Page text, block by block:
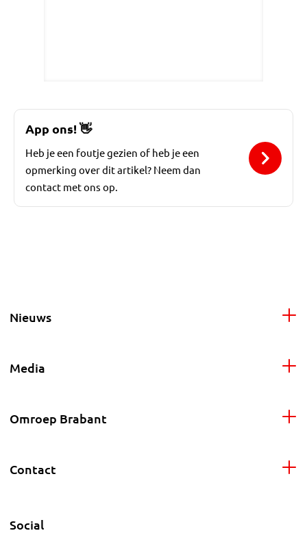
App ons!👋
Heb je een foutje gezien of heb je een
opmerking over dit artikel? Neem dan
contact met ons op.
Nieuws
Media
Omroep Brabant
Contact
Social